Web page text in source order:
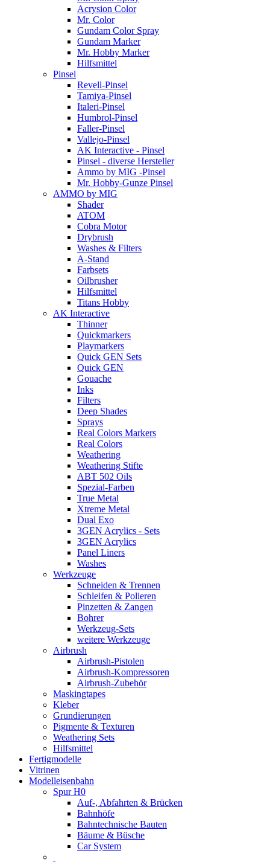
Acrysion Color
Mr. Color
Gundam Color Spray
Gundam Marker
Mr. Hobby Marker
Hilfsmittel
Pinsel
Revell-Pinsel
Tamiya-Pinsel
Italeri-Pinsel
Humbrol-Pinsel
Faller-Pinsel
Vallejo-Pinsel
AK Interactive - Pinsel
Pinsel - diverse Hersteller
Ammo by MIG -Pinsel
Mr. Hobby-Gunze Pinsel
AMMO by MIG
Shader
ATOM
Cobra Motor
Drybrush
Washes & Filters
A-Stand
Farbsets
Oilbrusher
Hilfsmittel
Titans Hobby
AK Interactive
Thinner
Quickmarkers
Playmarkers
Quick GEN Sets
Quick GEN
Gouache
Inks
Filters
Deep Shades
Sprays
Real Colors Markers
Real Colors
Weathering
Weathering Stifte
ABT 502 Oils
Spezial-Farben
True Metal
Xtreme Metal
Dual Exo
3GEN Acrylics - Sets
3GEN Acrylics
Panel Liners
Washes
Werkzeuge
Schneiden & Trennen
Schleifen & Polieren
Pinzetten & Zangen
Bohrer
Werkzeug-Sets
weitere Werkzeuge
Airbrush
Airbrush-Pistolen
Airbrush-Kompressoren
Airbrush-Zubehör
Maskingtapes
Kleber
Grundierungen
Pigmente & Texturen
Weathering Sets
Hilfsmittel
Fertigmodelle
Vitrinen
Modelleisenbahn
Spur H0
Auf-, Abfahrten & Brücken
Bahnhöfe
Bahntechnische Bauten
Bäume & Büsche
Car System